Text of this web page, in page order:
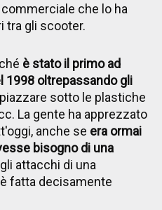
che lo ha
tra gli scooter.
è stato il primo ad
1998 oltrepassando gli
sotto le plastiche
La gente ha apprezzato
anche se era ormai
bisogno di una
attacchi di una
fatta decisamente